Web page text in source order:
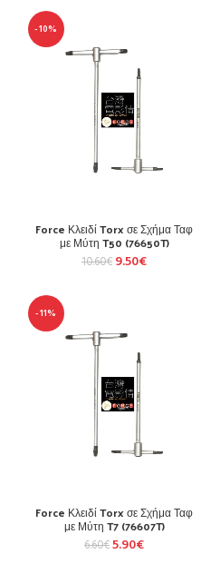
-10%
Force Κλειδί Torx σε Σχήμα Ταφ
με Μύτη T50 (76650T)
10.60€ 9.50€
-11%
Force Κλειδί Torx σε Σχήμα Ταφ
με Μύτη T7 (76607T)
6.60€5.90€